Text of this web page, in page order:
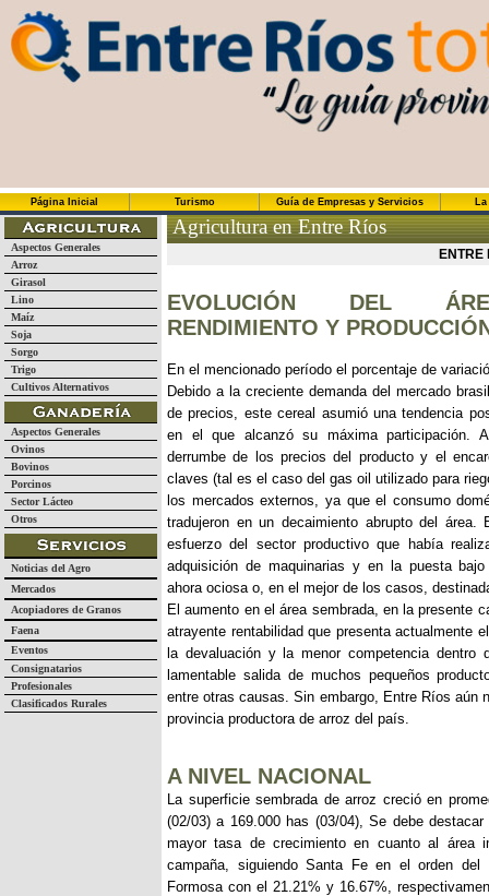
Página Inicial Turismo Guía de Empresas y Servicios
Aspectos Generales
Arroz
Girasol
Lino
Maíz
Soja
Sorgo
Trigo
Cultivos Alternativos
Aspectos Generales
Ovinos
Bovinos
Porcinos
Sector Lácteo
Otros
Noticias del Agro
Mercados
Acopiadores de Granos
Faena
Eventos
Consignatarios
Profesionales
Clasificados Rurales
Agricultura en Entre Ríos
ENTRE
EVOLUCIÓN DEL
RENDIMIENTO Y
En el mencionado período el porcentaje de
Debido a la creciente demanda del mercado
de precios, este cereal asumió una tendencia
en el que alcanzó su máxima participación.
derrumbe de los precios del producto y el
claves (tal es el caso del gas oil utilizado para
los mercados externos, ya que el consumo
tradujeron en un decaimiento abrupto del área.
esfuerzo del sector productivo que había
adquisición de maquinarias y en la puesta
ahora ociosa o, en el mejor de los casos,
El aumento en el área sembrada, en la presente
atrayente rentabilidad que presenta actualmente
la devaluación y la menor competencia dentro
lamentable salida de muchos pequeños
entre otras causas. Sin embargo, Entre Ríos aún
provincia productora de arroz del país.
A NIVEL NACIONAL
La superficie sembrada de arroz creció en
(02/03) a 169.000 has (03/04), Se debe
mayor tasa de crecimiento en cuanto al área
campaña, siguiendo Santa Fe en el orden
Formosa con el 21.21% y 16.67%,